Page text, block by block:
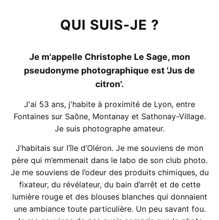
QUI SUIS-JE ?
Je m'appelle Christophe Le Sage, mon
pseudonyme photographique est 'Jus de
citron'.
J'ai 53 ans, j'habite à proximité de Lyon, entre
Fontaines sur Saône, Montanay et Sathonay-Village.
Je suis photographe amateur.
J’habitais sur l’île d’Oléron. Je me souviens de mon
père qui m’emmenait dans le labo de son club photo.
Je me souviens de l’odeur des produits chimiques, du
fixateur, du révélateur, du bain d’arrêt et de cette
lumière rouge et des blouses blanches qui donnaient
une ambiance toute particulière. Un peu savant fou.